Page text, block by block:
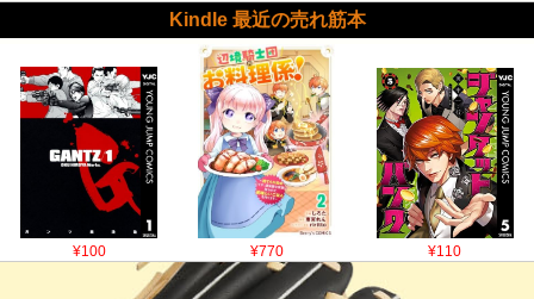
Kindle 最近の売れ筋本
¥100 ¥770 ¥110